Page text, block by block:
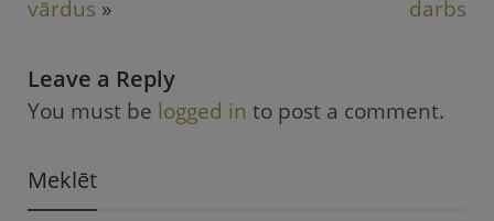
vārdus »
darbs
Leave a Reply
You must be logged in to post a comment.
Meklēt